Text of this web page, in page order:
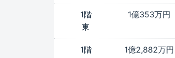
1階 1億353万円
東
1階 1億2,882万円